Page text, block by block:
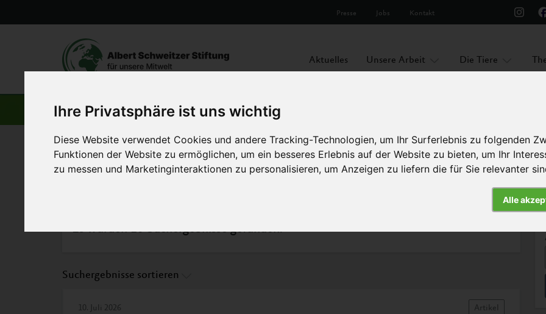
Ihre Privatsphäre ist uns wichtig
Diese Website verwendet Cookies und andere Tracking-Technologien, um Ihr Surferlebnis zu folgenden
Funktionen der Website zu ermöglichen, um ein besseres Erlebnis auf der Website zu bieten, um Ihr
zu messen und Marketinginteraktionen zu personalisieren, um Anzeigen zu liefern die für Sie relevanter
Alle
Aktuelles Unsere Arbeit Die Tiere
Presse Jobs Kontakt
SUCHE
Startseite > Suchergebnisse
Es wurden 10 Suchergebnisse gefunden.
Suchergebnisse sortieren
10. Juli 2026 Artikel